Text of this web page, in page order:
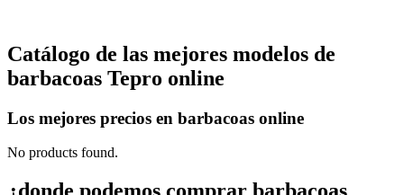
Catálogo de las mejores modelos de
barbacoas Tepro online
Los mejores precios en barbacoas online
No products found.